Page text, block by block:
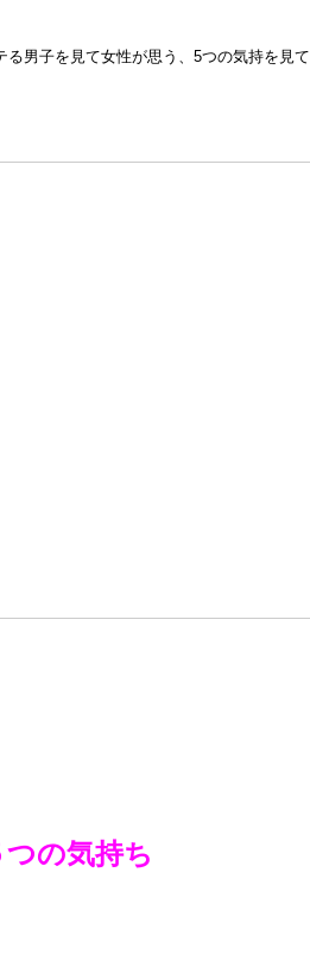
男子を見て女性が思う、5つの気持を見て
の気持ち